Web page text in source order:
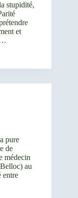
stupidité,
et
pure
de
médecin
au
entre